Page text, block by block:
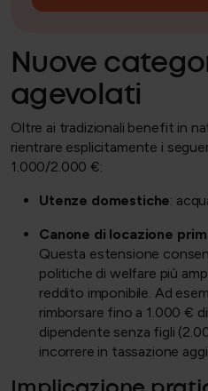
Nuove
agevolati
Oltre ai tradizionali benefit in
rientrare esplicitamente i
1.000/2.000 €:
Utenze domestiche:
Canone di locazione
Questa estensione
politiche di welfare più
reddito imponibile. Ad
rimborsare fino a 1.000 €
dipendente senza figli
incorrere in tassazione